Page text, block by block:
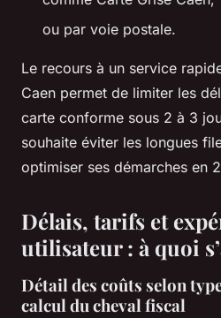
ou par voie postale.
Le recours à un service
Caen permet de limiter les
carte conforme sous 2 à 3
souhaite éviter les longues
optimiser ses démarches en
Délais, tarifs et
utilisateur : à quoi
Détail des coûts selon
calcul du cheval fiscal